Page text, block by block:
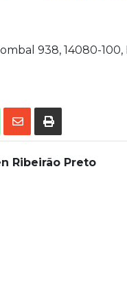
938, 14080-100,
Ribeirão Preto